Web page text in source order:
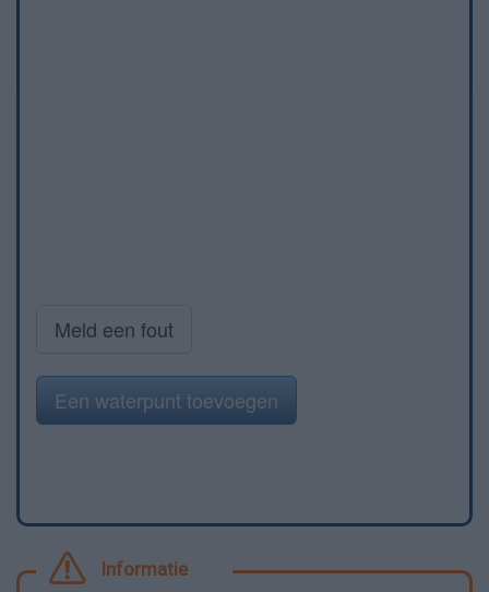
Meld een fout
Een waterpunt toevoegen
Informatie